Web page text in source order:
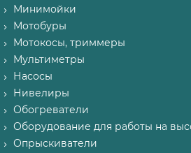
Минимойки
Мотобуры
Мотокосы, триммеры
Мультиметры
Насосы
Нивелиры
Обогреватели
Оборудование для работы на
Опрыскиватели